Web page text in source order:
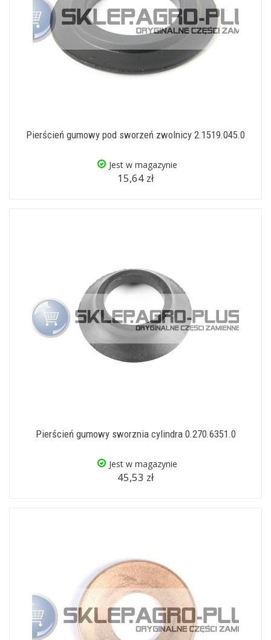
Pierścień gumowy pod sworzeń zwolnicy 2.1519.045.0
Jest w magazynie
15,64 zł
Pierścień gumowy sworznia cylindra 0.270.6351.0
Jest w magazynie
45,53 zł